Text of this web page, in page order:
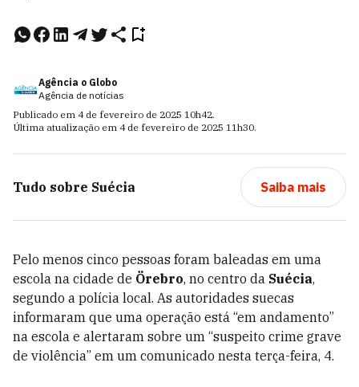
Agência o Globo
Agência de notícias
Publicado em 4 de fevereiro de 2025 10h42.
Última atualização em 4 de fevereiro de 2025 11h30.
Tudo sobre Suécia Saiba mais
Pelo menos cinco pessoas foram baleadas em uma
escola na cidade de Örebro, no centro da Suécia,
segundo a polícia local. As autoridades suecas
informaram que uma operação está “em andamento”
na escola e alertaram sobre um “suspeito crime grave
de violência” em um comunicado nesta terça-feira, 4.